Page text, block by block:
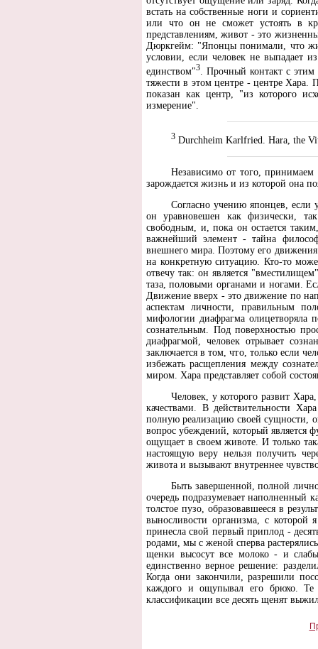
встать на собственные ноги и
или что он не сможет устоять в
представлениям, живот - это
Дюркгейм: "Японцы понимали, что
условии, если человек не выпадает
единством"3 . Прочный контакт с
тяжести в этом центре - центре
показан как центр, "из которого
измерение".
3 Durchheim Karlfried. Наrа, the
Независимо от того,
зарождается жизнь и из которой она
Согласно учению японцев, если
он уравновешен как физически,
свободным, и, пока он остается
важнейший элемент - тайна
внешнего мира. Поэтому его движения
на конкретную ситуацию. Кто-то
отвечу так: он является
таза, половыми органами и ногами.
Движение вверх - это движение по
аспектам личности, правильным
мифологии диафрагма олицетворяла
сознательным. Под поверхностью
диафрагмой, человек отрывает
заключается в том, что, только если
избежать расщепления между
миром. Хара представляет собой
Человек, у которого развит
качествами. В действительности
полную реализацию своей сущности,
вопрос убеждений, который является
ощущает в своем животе. И только
настоящую веру нельзя получить
живота и вызывают внутреннее
Быть завершенной, полной
очередь подразумевает наполненный
толстое пузо, образовавшееся в
выносливости организма, с которой
принесла свой первый приплод -
родами, мы с женой сперва
щенки высосут все молоко - и
единственно верное решение:
Когда они закончили, разрешили
каждого и ощупывал его брюхо.
классификации все десять щенят